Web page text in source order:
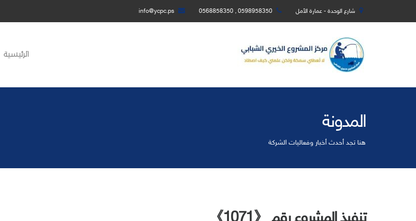
شارع الوحدة - عمارة الأمل 0598958350 , 0568858350
info@ycpc.ps
الرئيسية
المدونة
هنا تجد أحدث أخبار وفعاليات الشركة